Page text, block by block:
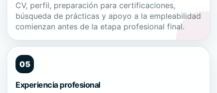
CV, perfil, preparación para certificaciones,
búsqueda de prácticas y apoyo a la empleabilidad
comienzan antes de la etapa profesional final.
05
Experiencia profesional